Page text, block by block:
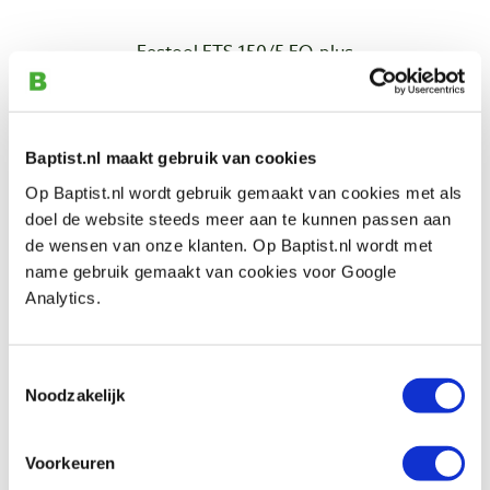
Baptist.nl maakt gebruik van cookies
Op Baptist.nl wordt gebruik gemaakt van cookies met als
doel de website steeds meer aan te kunnen passen aan
de wensen van onze klanten. Op Baptist.nl wordt met
name gebruik gemaakt van cookies voor Google
Analytics.
Noodzakelijk
Voorkeuren
Festool ETS 150/5 EQ-plus
€ 448,76 excl. VAT
In stock
Compare
Productnumber: 6387356